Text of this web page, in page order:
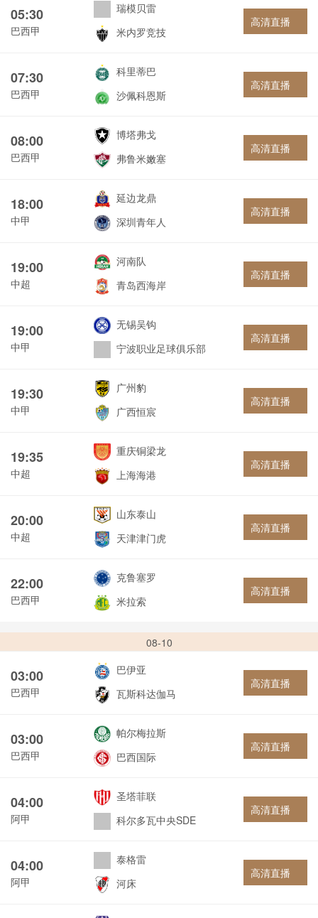
05:30
巴西甲
瑞模贝雷
米内罗竞技
高清直播
07:30
巴西甲
科里蒂巴
沙佩科恩斯
高清直播
08:00
巴西甲
博塔弗戈
弗鲁米嫩塞
高清直播
18:00
中甲
延边龙鼎
深圳青年人
高清直播
19:00
中超
河南队
青岛西海岸
高清直播
19:00
中甲
无锡吴钩
宁波职业足球俱乐部
高清直播
19:30
中甲
广州豹
广西恒宸
高清直播
19:35
中超
重庆铜梁龙
上海海港
高清直播
20:00
中超
山东泰山
天津津门虎
高清直播
22:00
巴西甲
克鲁塞罗
米拉索
高清直播
08-10
03:00
巴西甲
巴伊亚
瓦斯科达伽马
高清直播
03:00
巴西甲
帕尔梅拉斯
巴西国际
高清直播
04:00
阿甲
圣塔菲联
科尔多瓦中央SDE
高清直播
04:00
阿甲
泰格雷
河床
高清直播